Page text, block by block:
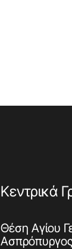
Κεντρικά
Θέση Αγίου